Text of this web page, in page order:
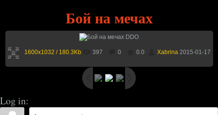
Бой на мечах
1600x1032 / 180.3Kb 397 0 0.0 Xabrina 2015-01-17
Log in: